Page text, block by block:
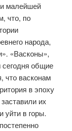
малейшей
что, по
народа,
«Васконы»,
общие
что васконам
в эпоху
их
уйти в горы.